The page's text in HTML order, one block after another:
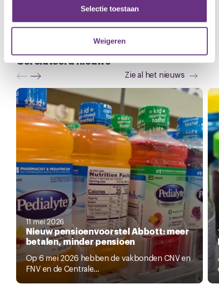
partners kunnen deze gegevens combineren met andere
informatie die u aan ze heeft verstrekt of die ze hebben
verzameld op basis van uw gebruik van hun services.
U kunt uw toestemming op elk moment wijzigen of
intrekken via de cookieverklaring
het ronde cookie-instellingenicoontje linksonder op de
pagina.
Selectie toestaan
Weigeren
a.akdogan@cnv.nl
Gerelateerd nieuws
Zie al het nieuws
11 mei 2026
Nieuw pensioenvoorstel Abbott: meer
betalen, minder pensioen
Op 6 mei 2026 hebben de vakbonden CNV en
FNV en de Centrale...